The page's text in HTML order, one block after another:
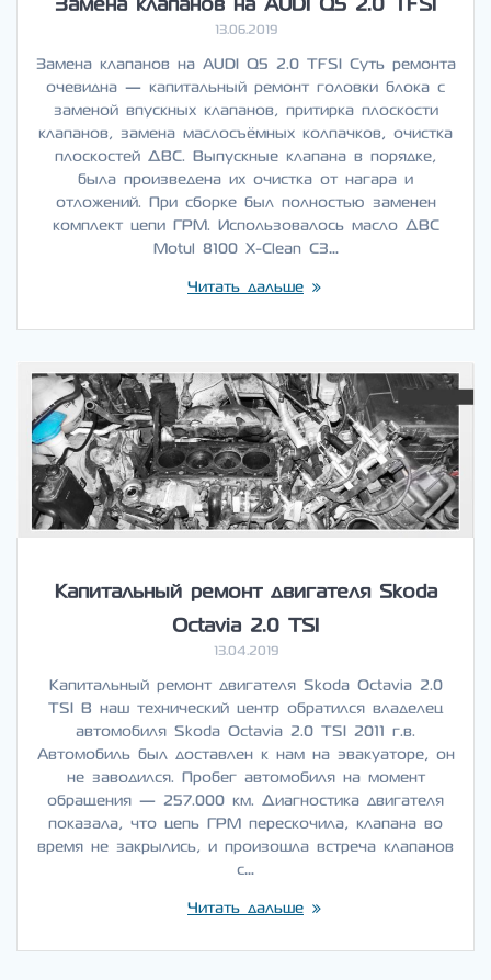
Замена клапанов на AUDI Q5 2.0 TFSI
13.06.2019
Замена клапанов на AUDI Q5 2.0 TFSI Суть ремонта
очевидна — капитальный ремонт головки блока с
заменой впускных клапанов, притирка плоскости
клапанов, замена маслосъёмных колпачков, очистка
плоскостей ДВС. Выпускные клапана в порядке,
была произведена их очистка от нагара и
отложений. При сборке был полностью заменен
комплект цепи ГРМ. Использовалось масло ДВС
Motul 8100 X-Clean C3…
Читать дальше
Капитальный ремонт двигателя Skoda
Octavia 2.0 TSI
13.04.2019
Капитальный ремонт двигателя Skoda Octavia 2.0
TSI В наш технический центр обратился владелец
автомобиля Skoda Octavia 2.0 TSI 2011 г.в.
Автомобиль был доставлен к нам на эвакуаторе, он
не заводился. Пробег автомобиля на момент
обращения — 257.000 км. Диагностика двигателя
показала, что цепь ГРМ перескочила, клапана во
время не закрылись, и произошла встреча клапанов
с…
Читать дальше